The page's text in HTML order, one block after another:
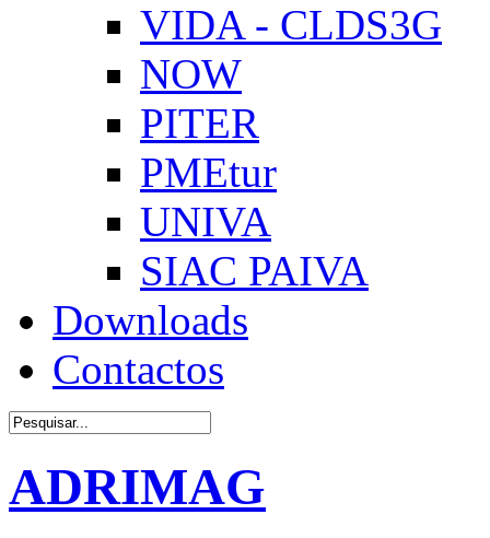
VIDA - CLDS3G
NOW
PITER
PMEtur
UNIVA
SIAC PAIVA
Downloads
Contactos
ADRIMAG